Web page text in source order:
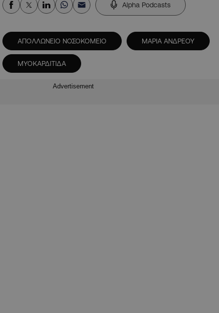
Alpha Podcasts
ΑΠΟΛΛΩΝΕΙΟ ΝΟΣΟΚΟΜΕΙΟ ΜΑΡΙΑ ΑΝΔΡΕΟΥ
ΜΥΟΚΑΡΔΙΤΙΔΑ
Advertisement